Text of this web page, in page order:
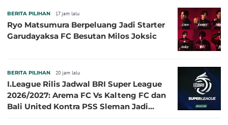
BERITA PILIHAN 17 jam lalu
Ryo Matsumura Berpeluang Jadi Starter
Garudayaksa FC Besutan Milos Joksic
BERITA PILIHAN 20 jam lalu
I.League Rilis Jadwal BRI Super League
2026/2027: Arema FC Vs Kalteng FC dan
Bali United Kontra PSS Sleman Jadi